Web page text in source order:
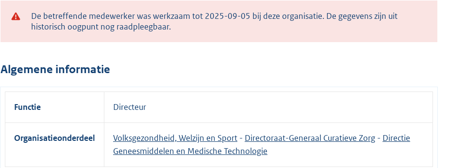
De betreffende medewerker was werkzaam tot 2025-09-05 bij deze organisatie. De gegevens zijn uit
historisch oogpunt nog raadpleegbaar.
Algemene informatie
Functie Directeur
Organisatieonderdeel Volksgezondheid, Welzijn en Sport - Directoraat-Generaal Curatieve Zorg - Directie
Geneesmiddelen en Medische Technologie